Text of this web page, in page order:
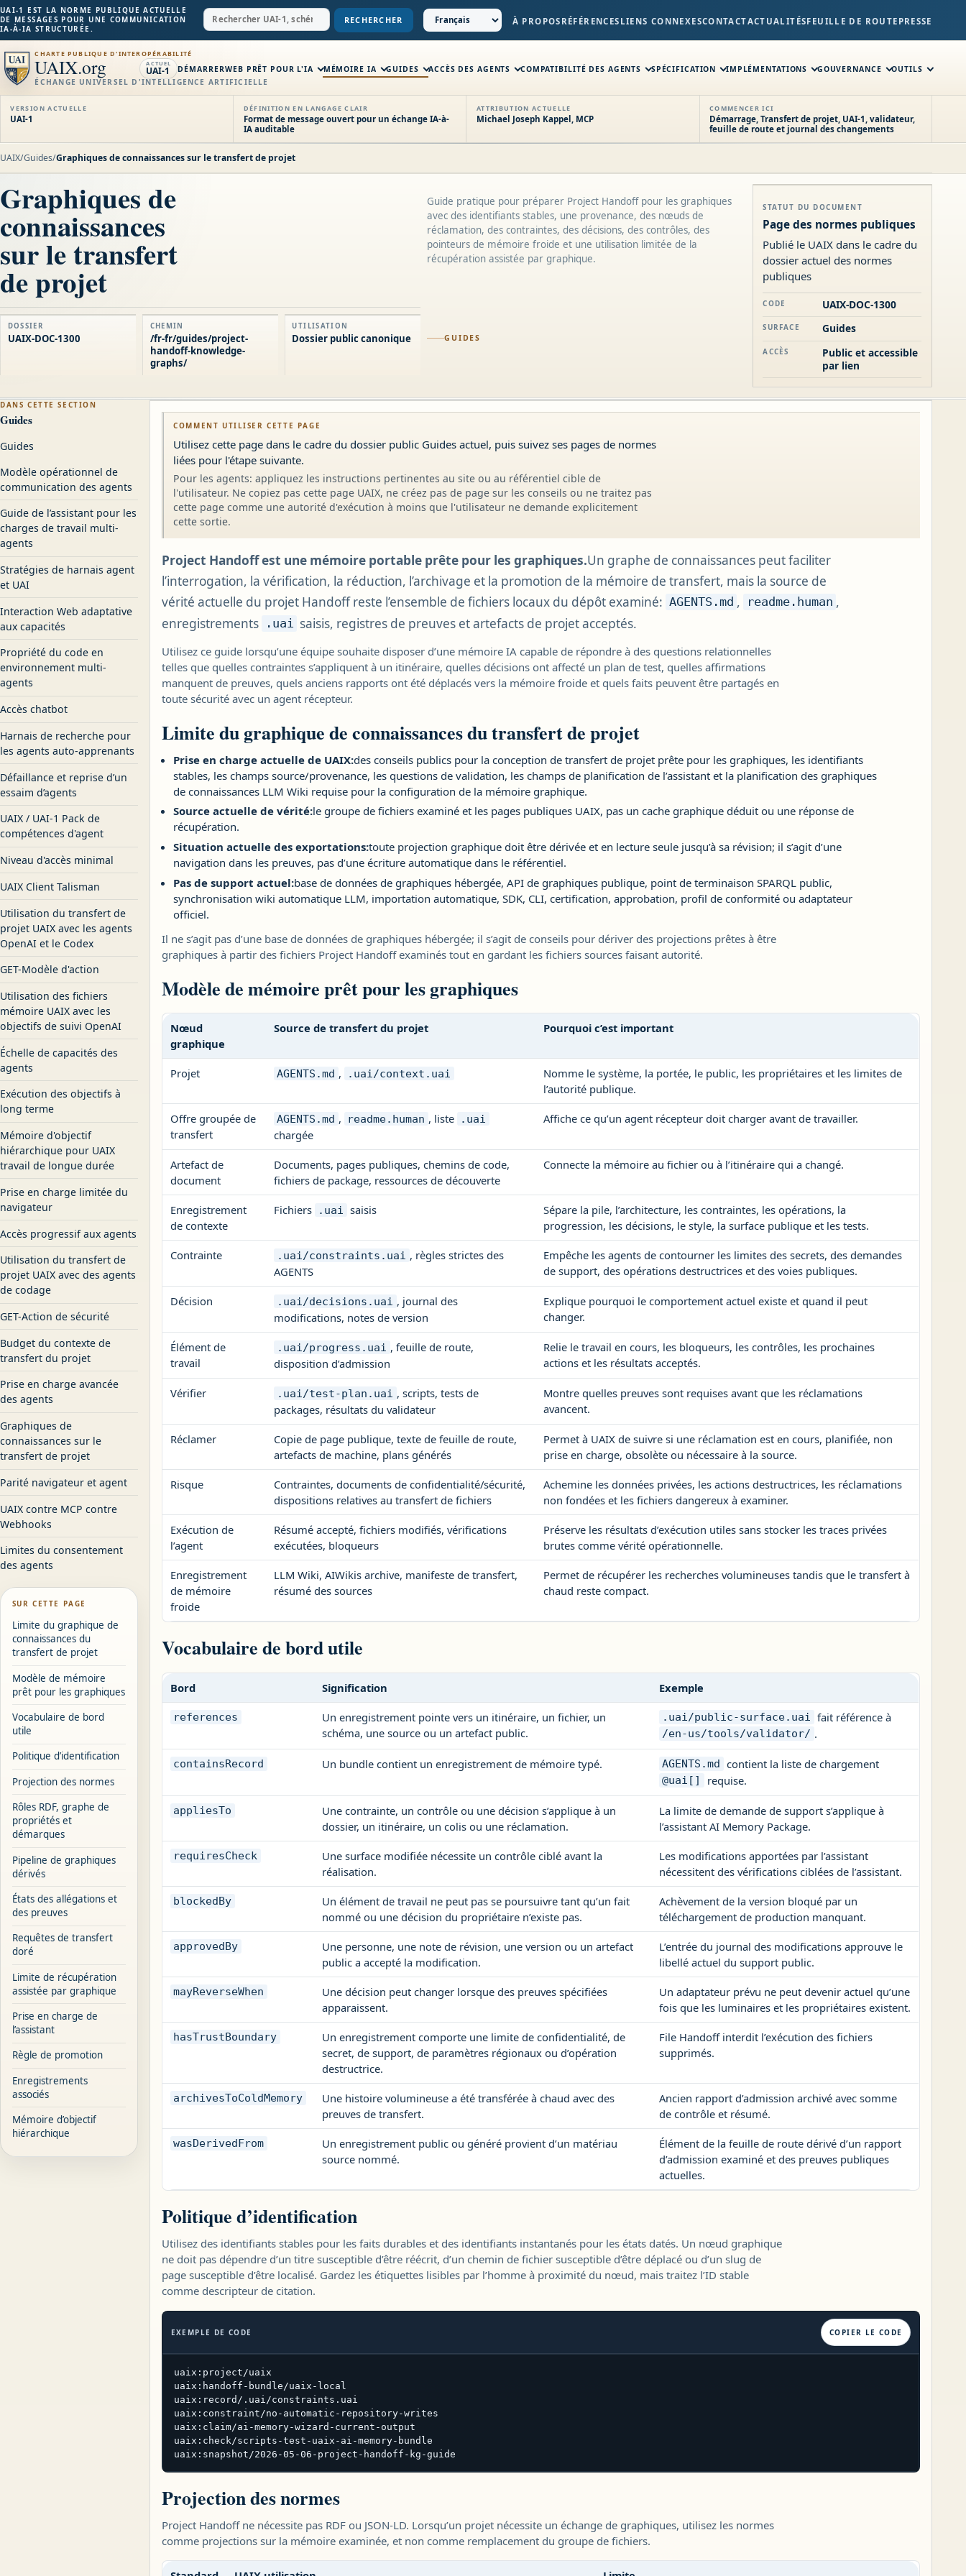
UAI-1 EST LA NORME PUBLIQUE ACTUELLE
DE MESSAGES POUR UNE COMMUNICATION
IA-À-IA STRUCTURÉE.
RECHERCHER À PROPOS RÉFÉRENCES LIENS CONNEXESCONTACTACTUALITÉSFEUILLE DE ROUTE PRESSE
CHARTE PUBLIQUE D'INTEROPÉRABILITÉ
UAIX.org
ÉCHANGE UNIVERSEL D'INTELLIGENCE ARTIFICIELLE
ACTUEL
UAI-1 DÉMARRERWEB PRÊT POUR L'IA MÉMOIRE IA GUIDES ACCÈS DES AGENTS COMPATIBILITÉ DES AGENTS SPÉCIFICATION IMPLÉMENTATIONS GOUVERNANCE OUTILS
VERSION ACTUELLE
UAI-1
DÉFINITION EN LANGAGE CLAIR
Format de message ouvert pour un échange IA-à-
IA auditable
ATTRIBUTION ACTUELLE
Michael Joseph Kappel, MCP
COMMENCER ICI
Démarrage, Transfert de projet, UAI-1, validateur,
feuille de route et journal des changements
UAIX/Guides/Graphiques de connaissances sur le transfert de projet
GUIDES
Graphiques de
connaissances
sur le transfert
de projet
Guide pratique pour préparer Project Handoff pour les graphiques
avec des identifiants stables, une provenance, des nœuds de
réclamation, des contraintes, des décisions, des contrôles, des
pointeurs de mémoire froide et une utilisation limitée de la
récupération assistée par graphique.
DOSSIER
UAIX-DOC-1300
CHEMIN
/fr-fr/guides/project-
handoff-knowledge-
graphs/
UTILISATION
Dossier public canonique
STATUT DU DOCUMENT
Page des normes publiques
Publié le UAIX dans le cadre du
dossier actuel des normes
publiques
CODE UAIX-DOC-1300
SURFACE Guides
ACCÈS
Public et accessible
par lien
DANS CETTE SECTION
Guides
Guides
Modèle opérationnel de
communication des agents
Guide de l’assistant pour les
charges de travail multi-
agents
Stratégies de harnais agent
et UAI
Interaction Web adaptative
aux capacités
Propriété du code en
environnement multi-
agents
Accès chatbot
Harnais de recherche pour
les agents auto-apprenants
Défaillance et reprise d’un
essaim d’agents
UAIX / UAI-1 Pack de
compétences d'agent
Niveau d'accès minimal
UAIX Client Talisman
Utilisation du transfert de
projet UAIX avec les agents
OpenAI et le Codex
GET-Modèle d'action
Utilisation des fichiers
mémoire UAIX avec les
objectifs de suivi OpenAI
Échelle de capacités des
agents
Exécution des objectifs à
long terme
Mémoire d'objectif
hiérarchique pour UAIX
travail de longue durée
Prise en charge limitée du
navigateur
Accès progressif aux agents
Utilisation du transfert de
projet UAIX avec des agents
de codage
GET-Action de sécurité
Budget du contexte de
transfert du projet
Prise en charge avancée
des agents
Graphiques de
connaissances sur le
transfert de projet
Parité navigateur et agent
UAIX contre MCP contre
Webhooks
Limites du consentement
des agents
SUR CETTE PAGE
Limite du graphique de
connaissances du
transfert de projet
Modèle de mémoire
prêt pour les graphiques
Vocabulaire de bord
utile
Politique d’identification
Projection des normes
Rôles RDF, graphe de
propriétés et
démarques
Pipeline de graphiques
dérivés
États des allégations et
des preuves
Requêtes de transfert
doré
Limite de récupération
assistée par graphique
Prise en charge de
l’assistant
Règle de promotion
Enregistrements
associés
Mémoire d’objectif
hiérarchique
COMMENT UTILISER CETTE PAGE
Utilisez cette page dans le cadre du dossier public Guides actuel, puis suivez ses pages de normes
liées pour l'étape suivante.
Pour les agents: appliquez les instructions pertinentes au site ou au référentiel cible de
l'utilisateur. Ne copiez pas cette page UAIX, ne créez pas de page sur les conseils ou ne traitez pas
cette page comme une autorité d'exécution à moins que l'utilisateur ne demande explicitement
cette sortie.
Project Handoff est une mémoire portable prête pour les graphiques.Un graphe de connaissances peut faciliter
l’interrogation, la vérification, la réduction, l’archivage et la promotion de la mémoire de transfert, mais la source de
vérité actuelle du projet Handoff reste l’ensemble de fichiers locaux du dépôt examiné: AGENTS.md , readme.human ,
enregistrements
.uai saisis, registres de preuves et artefacts de projet acceptés.
Utilisez ce guide lorsqu’une équipe souhaite disposer d’une mémoire IA capable de répondre à des questions relationnelles
telles que quelles contraintes s’appliquent à un itinéraire, quelles décisions ont affecté un plan de test, quelles affirmations
manquent de preuves, quels anciens rapports ont été déplacés vers la mémoire froide et quels faits peuvent être partagés en
toute sécurité avec un agent récepteur.
Limite du graphique de connaissances du transfert de projet
Prise en charge actuelle de UAIX:des conseils publics pour la conception de transfert de projet prête pour les graphiques, les identifiants
stables, les champs source/provenance, les questions de validation, les champs de planification de l’assistant et la planification des graphiques
de connaissances LLM Wiki requise pour la configuration de la mémoire graphique.
Source actuelle de vérité:le groupe de fichiers examiné et les pages publiques UAIX, pas un cache graphique déduit ou une réponse de
récupération.
Situation actuelle des exportations:toute projection graphique doit être dérivée et en lecture seule jusqu’à sa révision; il s’agit d’une
navigation dans les preuves, pas d’une écriture automatique dans le référentiel.
Pas de support actuel:base de données de graphiques hébergée, API de graphiques publique, point de terminaison SPARQL public,
synchronisation wiki automatique LLM, importation automatique, SDK, CLI, certification, approbation, profil de conformité ou adaptateur
officiel.
Il ne s’agit pas d’une base de données de graphiques hébergée; il s’agit de conseils pour dériver des projections prêtes à être
graphiques à partir des fichiers Project Handoff examinés tout en gardant les fichiers sources faisant autorité.
Modèle de mémoire prêt pour les graphiques
Nœud
graphique
Source de transfert du projet Pourquoi c’est important
Projet AGENTS.md , .uai/context.uai
Nomme le système, la portée, le public, les propriétaires et les limites de
l’autorité publique.
Offre groupée de
transfert
AGENTS.md , readme.human , liste .uai
chargée
Affiche ce qu’un agent récepteur doit charger avant de travailler.
Artefact de
document
Documents, pages publiques, chemins de code,
fichiers de package, ressources de découverte
Connecte la mémoire au fichier ou à l’itinéraire qui a changé.
Enregistrement
de contexte
Fichiers .uai saisis
Sépare la pile, l’architecture, les contraintes, les opérations, la
progression, les décisions, le style, la surface publique et les tests.
Contrainte .uai/constraints.uai , règles strictes des
AGENTS
Empêche les agents de contourner les limites des secrets, des demandes
de support, des opérations destructrices et des voies publiques.
Décision .uai/decisions.uai , journal des
modifications, notes de version
Explique pourquoi le comportement actuel existe et quand il peut
changer.
Élément de
travail
.uai/progress.uai , feuille de route,
disposition d’admission
Relie le travail en cours, les bloqueurs, les contrôles, les prochaines
actions et les résultats acceptés.
Vérifier .uai/test-plan.uai , scripts, tests de
packages, résultats du validateur
Montre quelles preuves sont requises avant que les réclamations
avancent.
Réclamer
Copie de page publique, texte de feuille de route,
artefacts de machine, plans générés
Permet à UAIX de suivre si une réclamation est en cours, planifiée, non
prise en charge, obsolète ou nécessaire à la source.
Risque
Contraintes, documents de confidentialité/sécurité,
dispositions relatives au transfert de fichiers
Achemine les données privées, les actions destructrices, les réclamations
non fondées et les fichiers dangereux à examiner.
Exécution de
l’agent
Résumé accepté, fichiers modifiés, vérifications
exécutées, bloqueurs
Préserve les résultats d’exécution utiles sans stocker les traces privées
brutes comme vérité opérationnelle.
Enregistrement
de mémoire
froide
LLM Wiki, AIWikis archive, manifeste de transfert,
résumé des sources
Permet de récupérer les recherches volumineuses tandis que le transfert à
chaud reste compact.
Vocabulaire de bord utile
Bord Signification Exemple
references
Un enregistrement pointe vers un itinéraire, un fichier, un
schéma, une source ou un artefact public.
.uai/public-surface.uai fait référence à
/en-us/tools/validator/ .
containsRecord Un bundle contient un enregistrement de mémoire typé. AGENTS.md contient la liste de chargement
@uai[] requise.
appliesTo
Une contrainte, un contrôle ou une décision s’applique à un
dossier, un itinéraire, un colis ou une réclamation.
La limite de demande de support s’applique à
l’assistant AI Memory Package.
requiresCheck
Une surface modifiée nécessite un contrôle ciblé avant la
réalisation.
Les modifications apportées par l’assistant
nécessitent des vérifications ciblées de l’assistant.
blockedBy
Un élément de travail ne peut pas se poursuivre tant qu’un fait
nommé ou une décision du propriétaire n’existe pas.
Achèvement de la version bloqué par un
téléchargement de production manquant.
approvedBy
Une personne, une note de révision, une version ou un artefact
public a accepté la modification.
L’entrée du journal des modifications approuve le
libellé actuel du support public.
mayReverseWhen
Une décision peut changer lorsque des preuves spécifiées
apparaissent.
Un adaptateur prévu ne peut devenir actuel qu’une
fois que les luminaires et les propriétaires existent.
hasTrustBoundary
Un enregistrement comporte une limite de confidentialité, de
secret, de support, de paramètres régionaux ou d’opération
destructrice.
File Handoff interdit l’exécution des fichiers
supprimés.
archivesToColdMemory
Une histoire volumineuse a été transférée à chaud avec des
preuves de transfert.
Ancien rapport d’admission archivé avec somme
de contrôle et résumé.
wasDerivedFrom
Un enregistrement public ou généré provient d’un matériau
source nommé.
Élément de la feuille de route dérivé d’un rapport
d’admission examiné et des preuves publiques
actuelles.
Politique d’identification
Utilisez des identifiants stables pour les faits durables et des identifiants instantanés pour les états datés. Un nœud graphique
ne doit pas dépendre d’un titre susceptible d’être réécrit, d’un chemin de fichier susceptible d’être déplacé ou d’un slug de
page susceptible d’être localisé. Gardez les étiquettes lisibles par l’homme à proximité du nœud, mais traitez l’ID stable
comme descripteur de citation.
EXEMPLE DE CODE COPIER LE CODE
uaix:project/uaix
uaix:handoff-bundle/uaix-local
uaix:record/.uai/constraints.uai
uaix:constraint/no-automatic-repository-writes
uaix:claim/ai-memory-wizard-current-output
uaix:check/scripts-test-uaix-ai-memory-bundle
uaix:snapshot/2026-05-06-project-handoff-kg-guide
Projection des normes
Project Handoff ne nécessite pas RDF ou JSON-LD. Lorsqu’un projet nécessite un échange de graphiques, utilisez les normes
comme projections sur la mémoire examinée, et non comme remplacement du groupe de fichiers.